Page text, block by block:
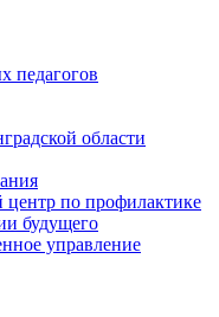
педагогов
области
по профилактике
будущего
управление